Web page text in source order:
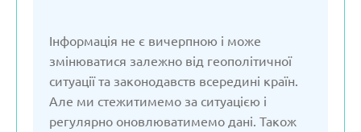
Інформація не є вичерпною і може
змінюватися залежно від геополітичної
ситуації та законодавств всередині країн.
Але ми стежитимемо за ситуацією і
регулярно оновлюватимемо дані. Також
Латвія
Молдова